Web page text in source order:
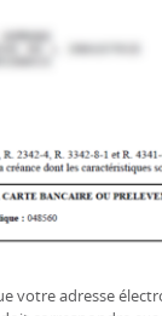
votre adresse